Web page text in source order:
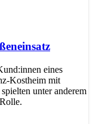
eines
Kostheim mit
unter anderem